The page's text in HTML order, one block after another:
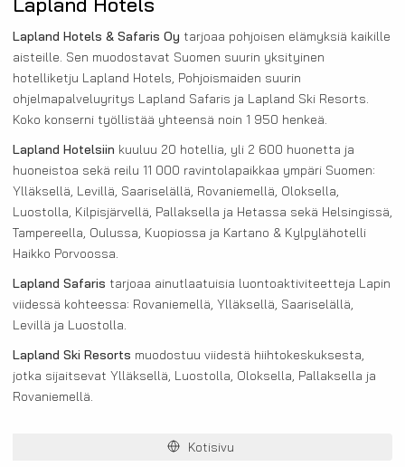
Lapland Hotels
Lapland Hotels & Safaris Oy tarjoaa pohjoisen elämyksiä kaikille
aisteille. Sen muodostavat Suomen suurin yksityinen
hotelliketju Lapland Hotels, Pohjoismaiden suurin
ohjelmapalveluyritys Lapland Safaris ja Lapland Ski Resorts.
Koko konserni työllistää yhteensä noin 1 950 henkeä.
Lapland Hotelsiin kuuluu 20 hotellia, yli 2 600 huonetta ja
huoneistoa sekä reilu 11 000 ravintolapaikkaa ympäri Suomen:
Ylläksellä, Levillä, Saariselällä, Rovaniemellä, Oloksella,
Luostolla, Kilpisjärvellä, Pallaksella ja Hetassa sekä Helsingissä,
Tampereella, Oulussa, Kuopiossa ja Kartano & Kylpylähotelli
Haikko Porvoossa.
Lapland Safaris tarjoaa ainutlaatuisia luontoaktiviteetteja Lapin
viidessä kohteessa: Rovaniemellä, Ylläksellä, Saariselällä,
Levillä ja Luostolla.
Lapland Ski Resorts muodostuu viidestä hiihtokeskuksesta,
jotka sijaitsevat Ylläksellä, Luostolla, Oloksella, Pallaksella ja
Rovaniemellä.
Kotisivu